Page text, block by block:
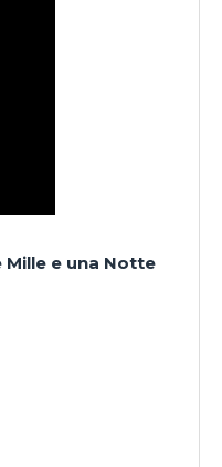
Mille e una Notte